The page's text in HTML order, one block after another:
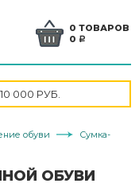
000 РУБ.
0 ТОВАРОВ
0 a
обуви
Сумка-
ОБУВИ